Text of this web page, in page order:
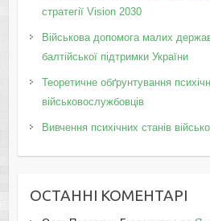
стратегії Vision 2030
Військова допомога малих
балтійської підтримки України
Теоретичне обґрунтування
військовослужбовців
Вивчення психічних станів
ОСТАННІ КОМЕНТАРІ